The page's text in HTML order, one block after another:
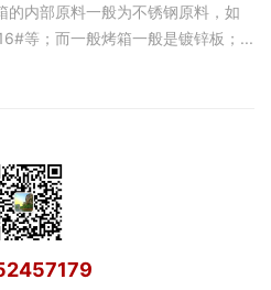
的内部原料一般为不锈钢原料，如
等；而一般烤箱一般是镀锌板；...